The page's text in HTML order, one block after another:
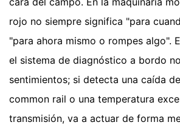
rojo no siempre significa "para
"para ahora mismo o rompes algo".
el sistema de diagnóstico a bordo
sentimientos; si detecta una caída
common rail o una temperatura
transmisión, va a actuar de forma